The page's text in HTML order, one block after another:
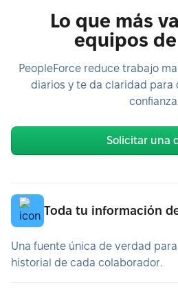
Lo que más
equipos de
PeopleForce reduce trabajo
diarios y te da claridad para
Solicitar una
Toda tu información
Una fuente única de verdad
historial de cada colaborador.